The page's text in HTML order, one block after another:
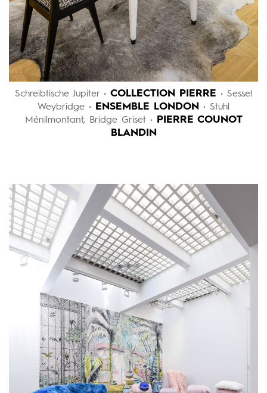
Schreibtische Jupiter • COLLECTION PIERRE • Sessel
Weybridge •
ENSEMBLE LONDON • Stuhl
Ménilmontant, Bridge Griset •
PIERRE COUNOT
BLANDIN